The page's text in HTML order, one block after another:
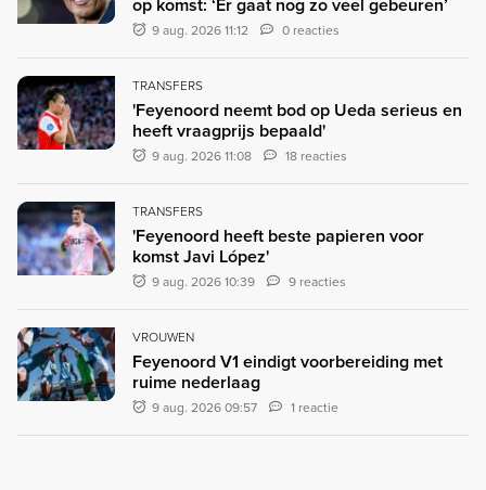
9 aug. 2026 11:12 0 reacties
TRANSFERS
'Feyenoord neemt bod op Ueda serieus en
heeft vraagprijs bepaald'
9 aug. 2026 11:08 18 reacties
TRANSFERS
'Feyenoord heeft beste papieren voor
komst Javi López'
9 aug. 2026 10:39 9 reacties
VROUWEN
Feyenoord V1 eindigt voorbereiding met
ruime nederlaag
9 aug. 2026 09:57 1 reactie